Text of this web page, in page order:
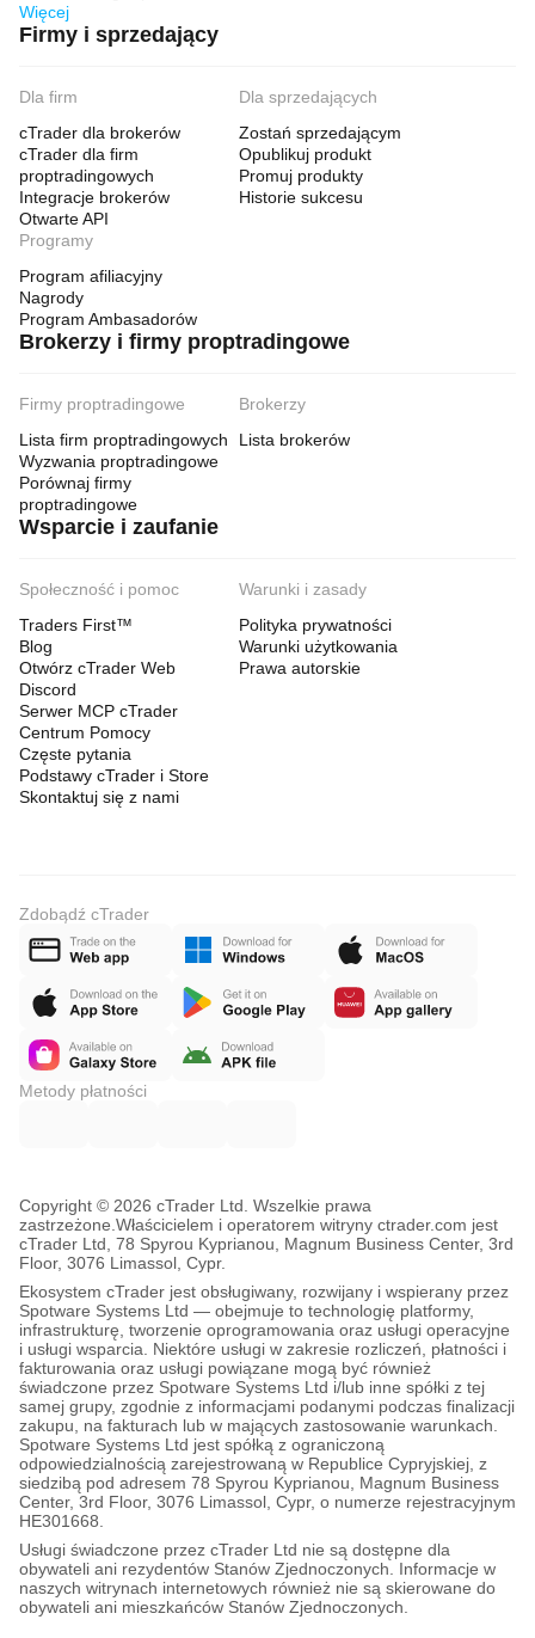
Więcej
Firmy i sprzedający
Dla firm
cTrader dla brokerów
cTrader dla firm
proptradingowych
Integracje brokerów
Otwarte API
Dla sprzedających
Zostań sprzedającym
Opublikuj produkt
Promuj produkty
Historie sukcesu
Programy
Program afiliacyjny
Nagrody
Program Ambasadorów
Brokerzy i firmy proptradingowe
Firmy proptradingowe
Lista firm proptradingowych
Wyzwania proptradingowe
Porównaj firmy
proptradingowe
Brokerzy
Lista brokerów
Wsparcie i zaufanie
Społeczność i pomoc
Traders First™
Blog
Otwórz cTrader Web
Discord
Serwer MCP cTrader
Centrum Pomocy
Częste pytania
Podstawy cTrader i Store
Skontaktuj się z nami
Warunki i zasady
Polityka prywatności
Warunki użytkowania
Prawa autorskie
Zdobądź cTrader
Metody płatności
Copyright © 2026 cTrader Ltd. Wszelkie prawa
zastrzeżone. Właścicielem i operatorem witryny ctrader.com jest
cTrader Ltd, 78 Spyrou Kyprianou, Magnum Business Center, 3rd
Floor, 3076 Limassol, Cypr.
Ekosystem cTrader jest obsługiwany, rozwijany i wspierany przez
Spotware Systems Ltd — obejmuje to technologię platformy,
infrastrukturę, tworzenie oprogramowania oraz usługi operacyjne
i usługi wsparcia. Niektóre usługi w zakresie rozliczeń, płatności i
fakturowania oraz usługi powiązane mogą być również
świadczone przez Spotware Systems Ltd i/lub inne spółki z tej
samej grupy, zgodnie z informacjami podanymi podczas finalizacji
zakupu, na fakturach lub w mających zastosowanie warunkach.
Spotware Systems Ltd jest spółką z ograniczoną
odpowiedzialnością zarejestrowaną w Republice Cypryjskiej, z
siedzibą pod adresem 78 Spyrou Kyprianou, Magnum Business
Center, 3rd Floor, 3076 Limassol, Cypr, o numerze rejestracyjnym
HE301668.
Usługi świadczone przez cTrader Ltd nie są dostępne dla
obywateli ani rezydentów Stanów Zjednoczonych. Informacje w
naszych witrynach internetowych również nie są skierowane do
obywateli ani mieszkańców Stanów Zjednoczonych.